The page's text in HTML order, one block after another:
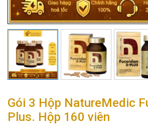
Gói 3 Hộp NatureMedic
Plus. Hộp 160 viên